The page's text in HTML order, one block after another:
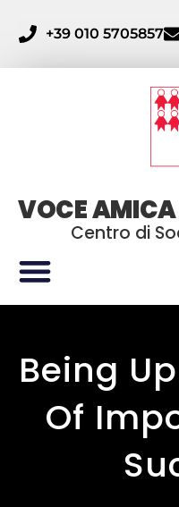
+39 010 5705857
VOCE
Centro di
Being
Of